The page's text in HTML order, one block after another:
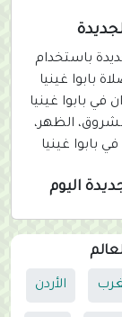
باستخدام
بابوا غينيا
بابوا غينيا
الظهر،
بابوا غينيا
اليوم
الأردن